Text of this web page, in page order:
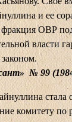
и ее
ОВР
власти
законом.
№ 99
стала
комитету по